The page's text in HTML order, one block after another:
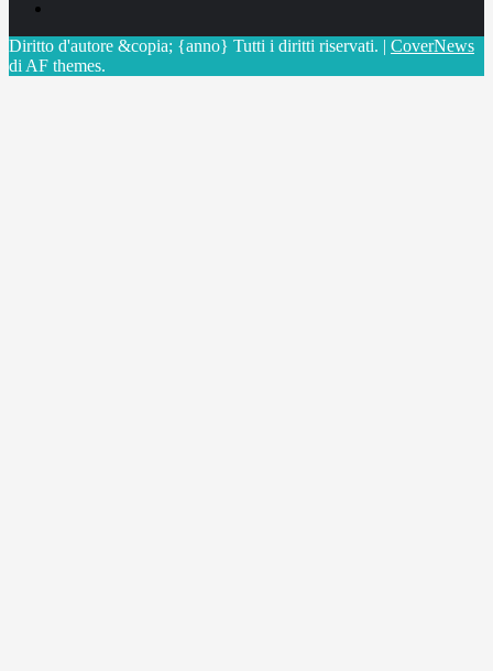
Diritto d'autore &copia; {anno} Tutti i diritti riservati. | CoverNews
di AF themes.